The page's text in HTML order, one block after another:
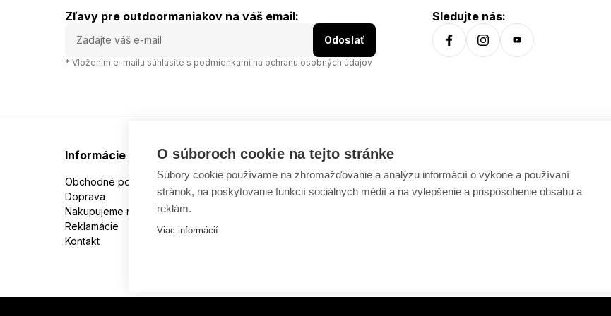
Zľavy pre outdoormaniakov na váš email:
Odoslať
* Vložením e-mailu súhlasíte s podmienkami na ochranu osobných údajov
Sledujte nás:
Informácie
Obchodné podmienky
Doprava
Nakupujeme na splátky
Reklamácie
Kontakt
Všetko o nákupe
Dostupnosť tovaru
Spracovanie osobných údajov
O súboroch cookie na tejto stránke
Súbory cookie používame na zhromažďovanie a analýzu informácií o výkone a používaní
stránok, na poskytovanie funkcií sociálnych médií a na vylepšenie a prispôsobenie obsahu a
reklám.
Viac informácií